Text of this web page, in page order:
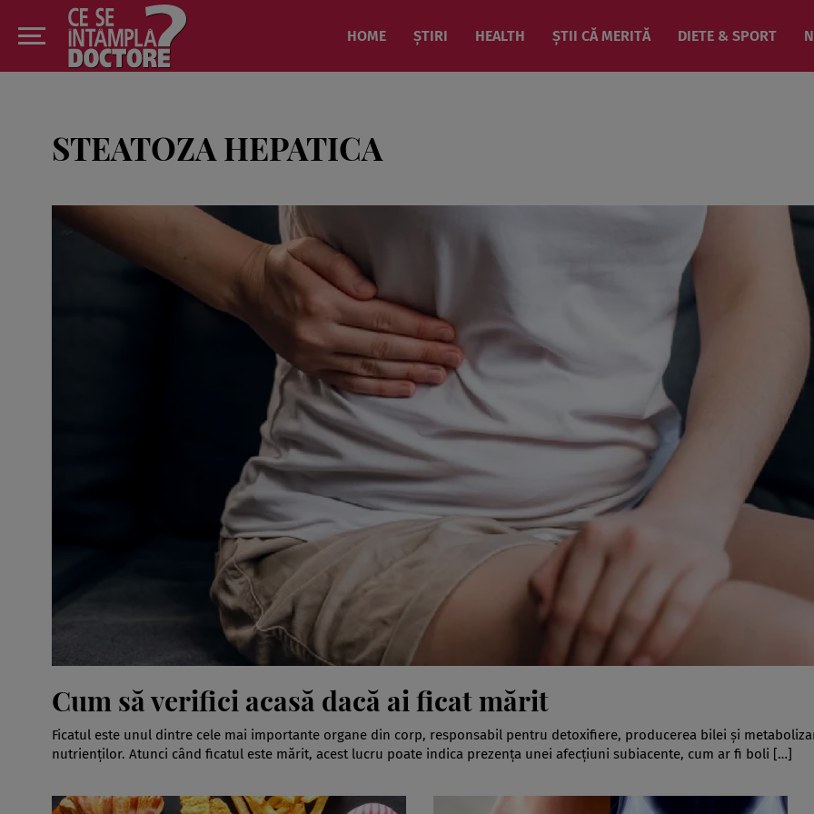
HOME ȘTIRI HEALTH ȘTII CĂ MERITĂ DIETE & SPORT
STEATOZA HEPATICA
Cum să verifici acasă dacă ai ficat mărit
Ficatul este unul dintre cele mai importante organe din corp, responsabil pentru detoxifiere, producerea bilei și
nutrienților. Atunci când ficatul este mărit, acest lucru poate indica prezența unei afecțiuni subiacente, cum ar fi boli […]